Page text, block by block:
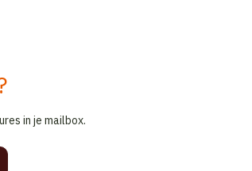
in je mailbox.